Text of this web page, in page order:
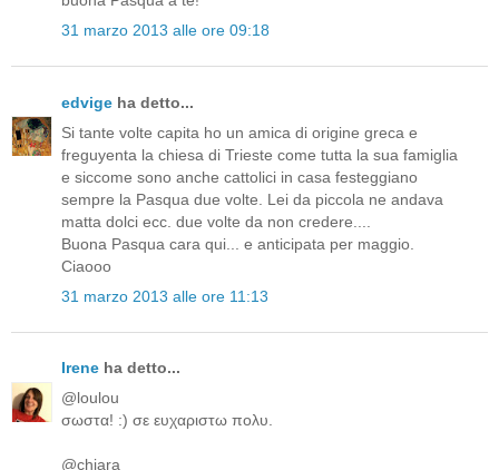
31 marzo 2013 alle ore 09:18
edvige ha detto...
Si tante volte capita ho un amica di origine greca e
freguyenta la chiesa di Trieste come tutta la sua famiglia
e siccome sono anche cattolici in casa festeggiano
sempre la Pasqua due volte. Lei da piccola ne andava
matta dolci ecc. due volte da non credere....
Buona Pasqua cara qui... e anticipata per maggio.
Ciaooo
31 marzo 2013 alle ore 11:13
Irene ha detto...
@loulou
σωστα! :) σε ευχαριστω πολυ.
@chiara